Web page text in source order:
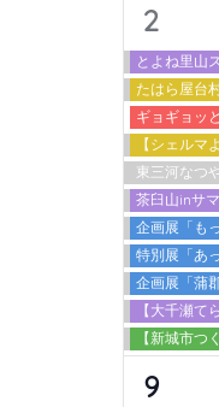
索
し
ま
す。
11
イ
ベ
ン
ト,
2
とよね里山
たはら屋台
ギョギョッ
【シェルマ
東三河なつ
茶臼山inサ
企画展「も
特別展「あ
企画展「蒲
【大千瀬
【新城市
12
9